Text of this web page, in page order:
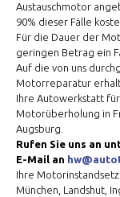
Austauschmotor
90% dieser Fälle
Für die Dauer der
geringen Betrag ein
Auf die von uns
Motorreparatur
Ihre Autowerkstatt
Motorüberholung in
Augsburg.
Rufen Sie uns an
E-Mail an
Ihre
München, Landshut,